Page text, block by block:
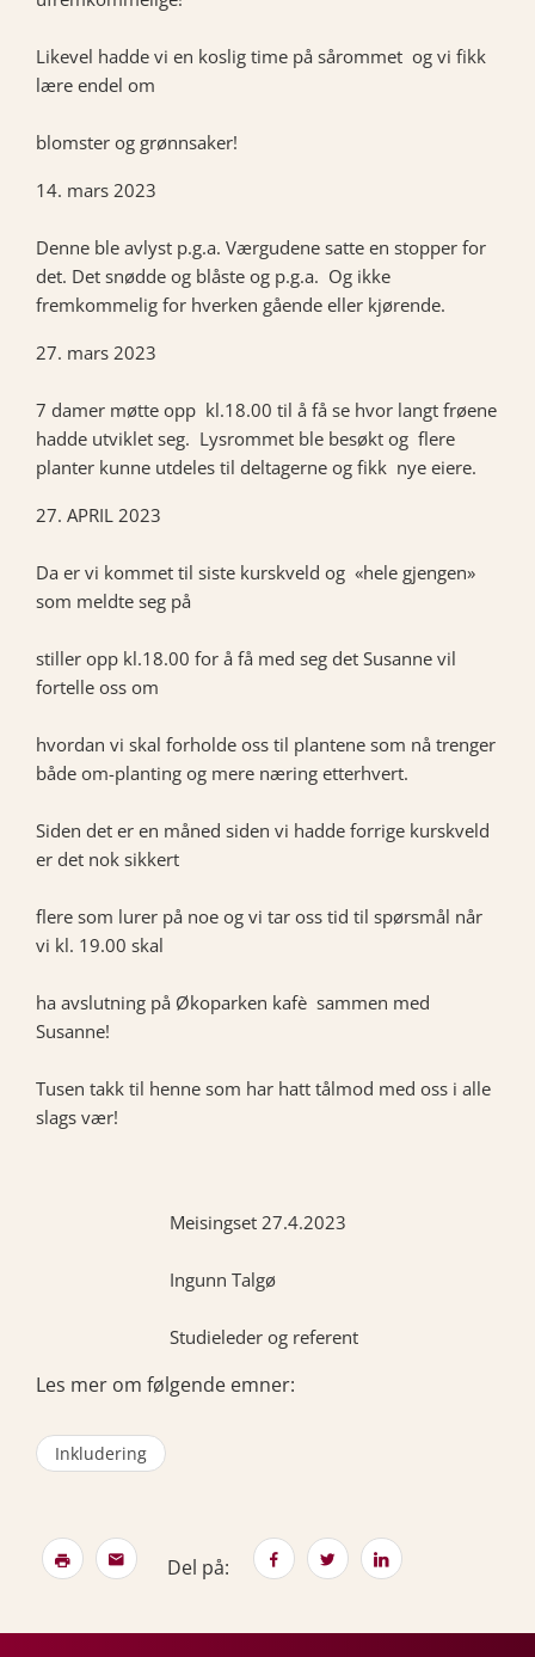
Likevel hadde vi en koslig time på sårommet og vi fikk
lære endel om
blomster og grønnsaker!
14. mars 2023
Denne ble avlyst p.g.a. Værgudene satte en stopper for
det. Det snødde og blåste og p.g.a. Og ikke
fremkommelig for hverken gående eller kjørende.
27. mars 2023
7 damer møtte opp kl.18.00 til å få se hvor langt frøene
hadde utviklet seg. Lysrommet ble besøkt og flere
planter kunne utdeles til deltagerne og fikk nye eiere.
27. APRIL 2023
Da er vi kommet til siste kurskveld og «hele gjengen»
som meldte seg på
stiller opp kl.18.00 for å få med seg det Susanne vil
fortelle oss om
hvordan vi skal forholde oss til plantene som nå trenger
både om-planting og mere næring etterhvert.
Siden det er en måned siden vi hadde forrige kurskveld
er det nok sikkert
flere som lurer på noe og vi tar oss tid til spørsmål når
vi kl. 19.00 skal
ha avslutning på Økoparken kafè sammen med
Susanne!
Tusen takk til henne som har hatt tålmod med oss i alle
slags vær!
Meisingset 27.4.2023
Ingunn Talgø
Studieleder og referent
Les mer om følgende emner:
Inkludering
Del på: